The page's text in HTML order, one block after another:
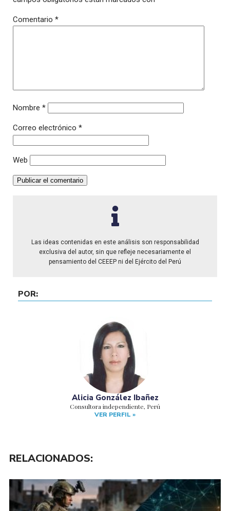
POR:
Alicia González Ibañez
Consultora independiente, Perú
VER PERFIL »
Comentario *
Nombre *
Correo electrónico *
Web
Las ideas contenidas en este análisis son responsabilidad
exclusiva del autor, sin que refleje necesariamente el
pensamiento del CEEEP ni del Ejército del Perú
RELACIONADOS: